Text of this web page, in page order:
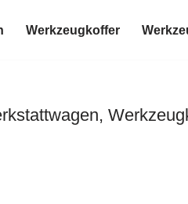
Werkzeugkoffer